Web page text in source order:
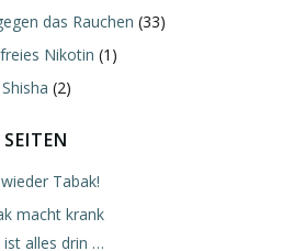
das Rauchen (33)
Nikotin (1)
Shisha (2)
SEITEN
Tabak!
macht krank
ist alles drin …